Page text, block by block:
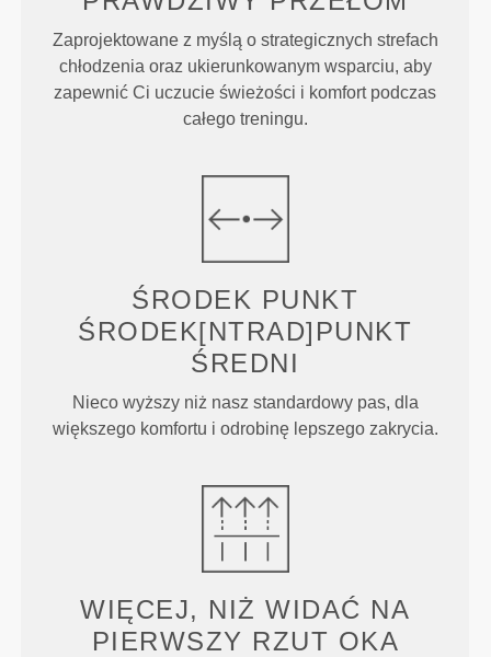
Zaprojektowane z myślą o strategicznych strefach
chłodzenia oraz ukierunkowanym wsparciu, aby
zapewnić Ci uczucie świeżości i komfort podczas
całego treningu.
ŚRODEK PUNKT
ŚRODEK[NTRAD]PUNKT
ŚREDNI
Nieco wyższy niż nasz standardowy pas, dla
większego komfortu i odrobinę lepszego zakrycia.
WIĘCEJ, NIŻ WIDAĆ NA
PIERWSZY RZUT OKA